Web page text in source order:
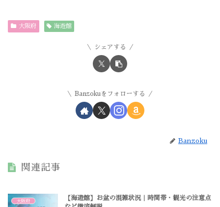
大阪府 海遊館
シェアする
Banzokuをフォローする
Banzoku
関連記事
大阪府
【海遊館】お盆の混雑状況｜時間帯・観光の注意点